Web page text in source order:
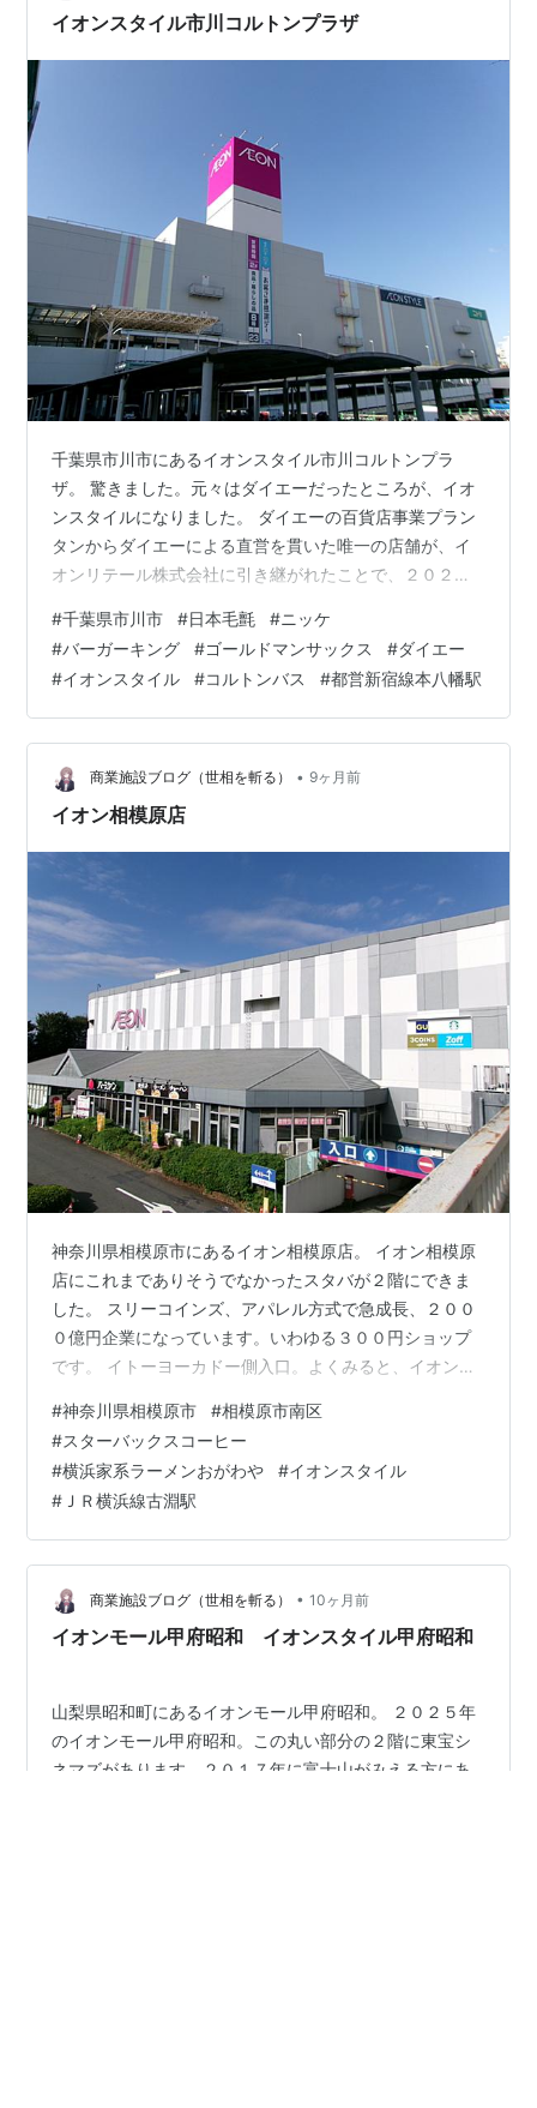
こかわからないという人も増えてきました。…
イオンスタイル市川コルトンプラザ
千葉県市川市にあるイオンスタイル市川コルトンプラ
ザ。 驚きました。元々はダイエーだったところが、イオ
ンスタイルになりました。 ダイエーの百貨店事業プラン
タンからダイエーによる直営を貫いた唯一の店舗が、イ
オンリテール株式会社に引き継がれたことで、２０２５
日、ダイエーの歴史が一つ終わった印象でした。 ニッケ
コルトンプラザのニッケは、日本毛氈で官公庁や学校、
鉄道会社の制服ブランドは、ＧＵやユニクロではなく、
ニッケだったりします。 イオンスタイルになっていま
す。 ダイエーのサインも当然ながら、なくなってしまい
ました。 ＪＲ総武線の黄色い電車がみえます。車…
#千葉県市川市 #日本毛氈 #ニッケ
#バーガーキング #ゴールドマンサックス #ダイエー
#イオンスタイル #コルトンバス #都営新宿線本八幡駅
商業施設ブログ（世相を斬る） • 9ヶ月前
イオン相模原店
神奈川県相模原市にあるイオン相模原店。 イオン相模原
店にこれまでありそうでなかったスタバが２階にできま
した。 スリーコインズ、アパレル方式で急成長、２００
０億円企業になっています。いわゆる３００円ショップ
です。 イトーヨーカドー側入口。よくみると、イオンス
手しぼりのモンブランらしい。一時期、なんかこういう
モンブラン流行したときありました。 地元系ラーメン店
おがわやに、大戸屋、牛角食堂、丸亀製麺など３階にフ
ードコートができています。 家系ラーメン。神奈川だ
と、○○家とか、ほうれん草があるラーメン店があちら
こちらにあります。 玉ねぎは、入れ放題…
#神奈川県相模原市 #相模原市南区
#スターバックスコーヒー
#横浜家系ラーメンおがわや #イオンスタイル
# ＪＲ横浜線古淵駅
商業施設ブログ（世相を斬る） • 10ヶ月前
イオンモール甲府昭和 イオンスタイル甲府昭和